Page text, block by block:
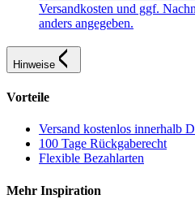
Versandkosten und ggf.
anders angegeben.
Hinweise
Vorteile
Versand kostenlos innerhalb
100 Tage Rückgaberecht
Flexible Bezahlarten
Mehr Inspiration